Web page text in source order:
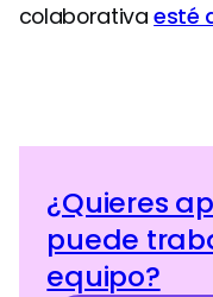
colaborativaesté
¿Quieres
puede
equipo?